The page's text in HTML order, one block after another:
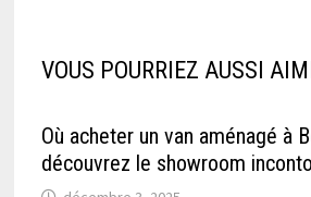
VOUS POURRIEZ AUSSI
Où acheter un van aménagé à
découvrez le showroom